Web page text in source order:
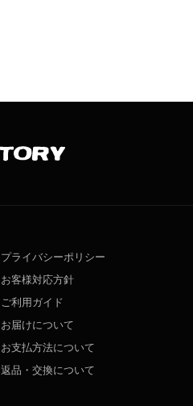
プライバシーポリシー
お客様対応方針
ご利用ガイド
お届けについて
お支払方法について
返品・交換について